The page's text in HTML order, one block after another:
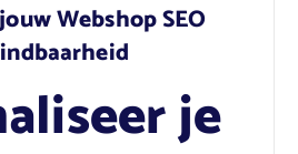
Webshop SEO
je